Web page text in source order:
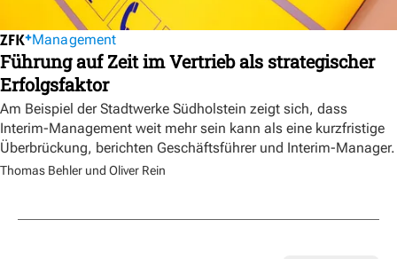
Management
Führung auf Zeit im Vertrieb als strategischer
Erfolgsfaktor
Am Beispiel der Stadtwerke Südholstein zeigt sich, dass
Interim-Management weit mehr sein kann als eine kurzfristige
Überbrückung, berichten Geschäftsführer und Interim-Manager.
Thomas Behler und Oliver Rein